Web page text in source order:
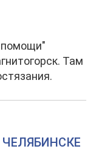
помощи"
Там